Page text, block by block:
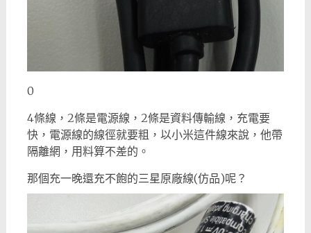
0
4條線，2條是電源線，2條是資料傳輸線，充電要
快，電源線的線徑就要粗，以小米這件線來說，他帶
隔離網，用料算不差的。
那個充一晚還充不飽的三星原廠線(仿品)呢？